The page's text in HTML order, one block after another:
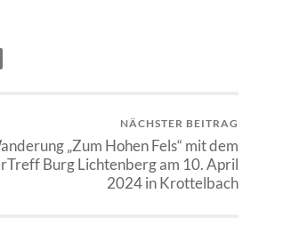
NÄCHSTER BEITRAG
„Zum Hohen Fels“ mit dem
Burg Lichtenberg am 10. April
2024 in Krottelbach